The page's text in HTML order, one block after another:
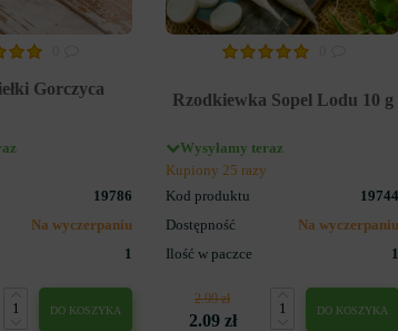
Gorczyca
19786
Na wyczerpaniu
1
DO KOSZYKA
Rzodkiewka Sopel Lodu 10 g
Wysyłamy teraz
Kupiony 25 razy
Kod produktu
19744
Dostępność
Na wyczerpaniu
Ilość w paczce
1
2.99 zł
2.09 zł
DO KOSZYKA